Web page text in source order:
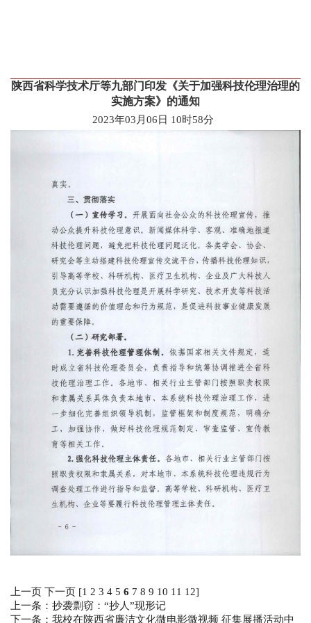
陕西省科学技术厅等九部门印发《关于加强科技伦理治理的
实施方案》的通知
2023年03月06日 10时58分
上一页 下一页 [1 2 3 4 5 6 7 8 9 10 11 12]
上一条：抄袭剽窃：“抄人”现形记
下一条：我校在陕西省廉洁文化微电影微视频 征集展播活动中